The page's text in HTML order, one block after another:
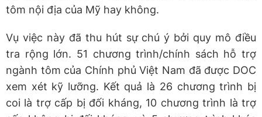
tôm nội địa của Mỹ hay không.
Vụ việc này đã thu hút sự chú ý bởi quy mô điều
tra rộng lớn. 51 chương trình/chính sách hỗ trợ
ngành tôm của Chính phủ Việt Nam đã được DOC
xem xét kỹ lưỡng. Kết quả là 26 chương trình bị
coi là trợ cấp bị đối kháng, 10 chương trình là trợ